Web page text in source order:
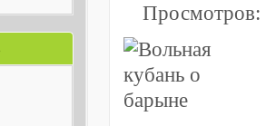
Просмотров: